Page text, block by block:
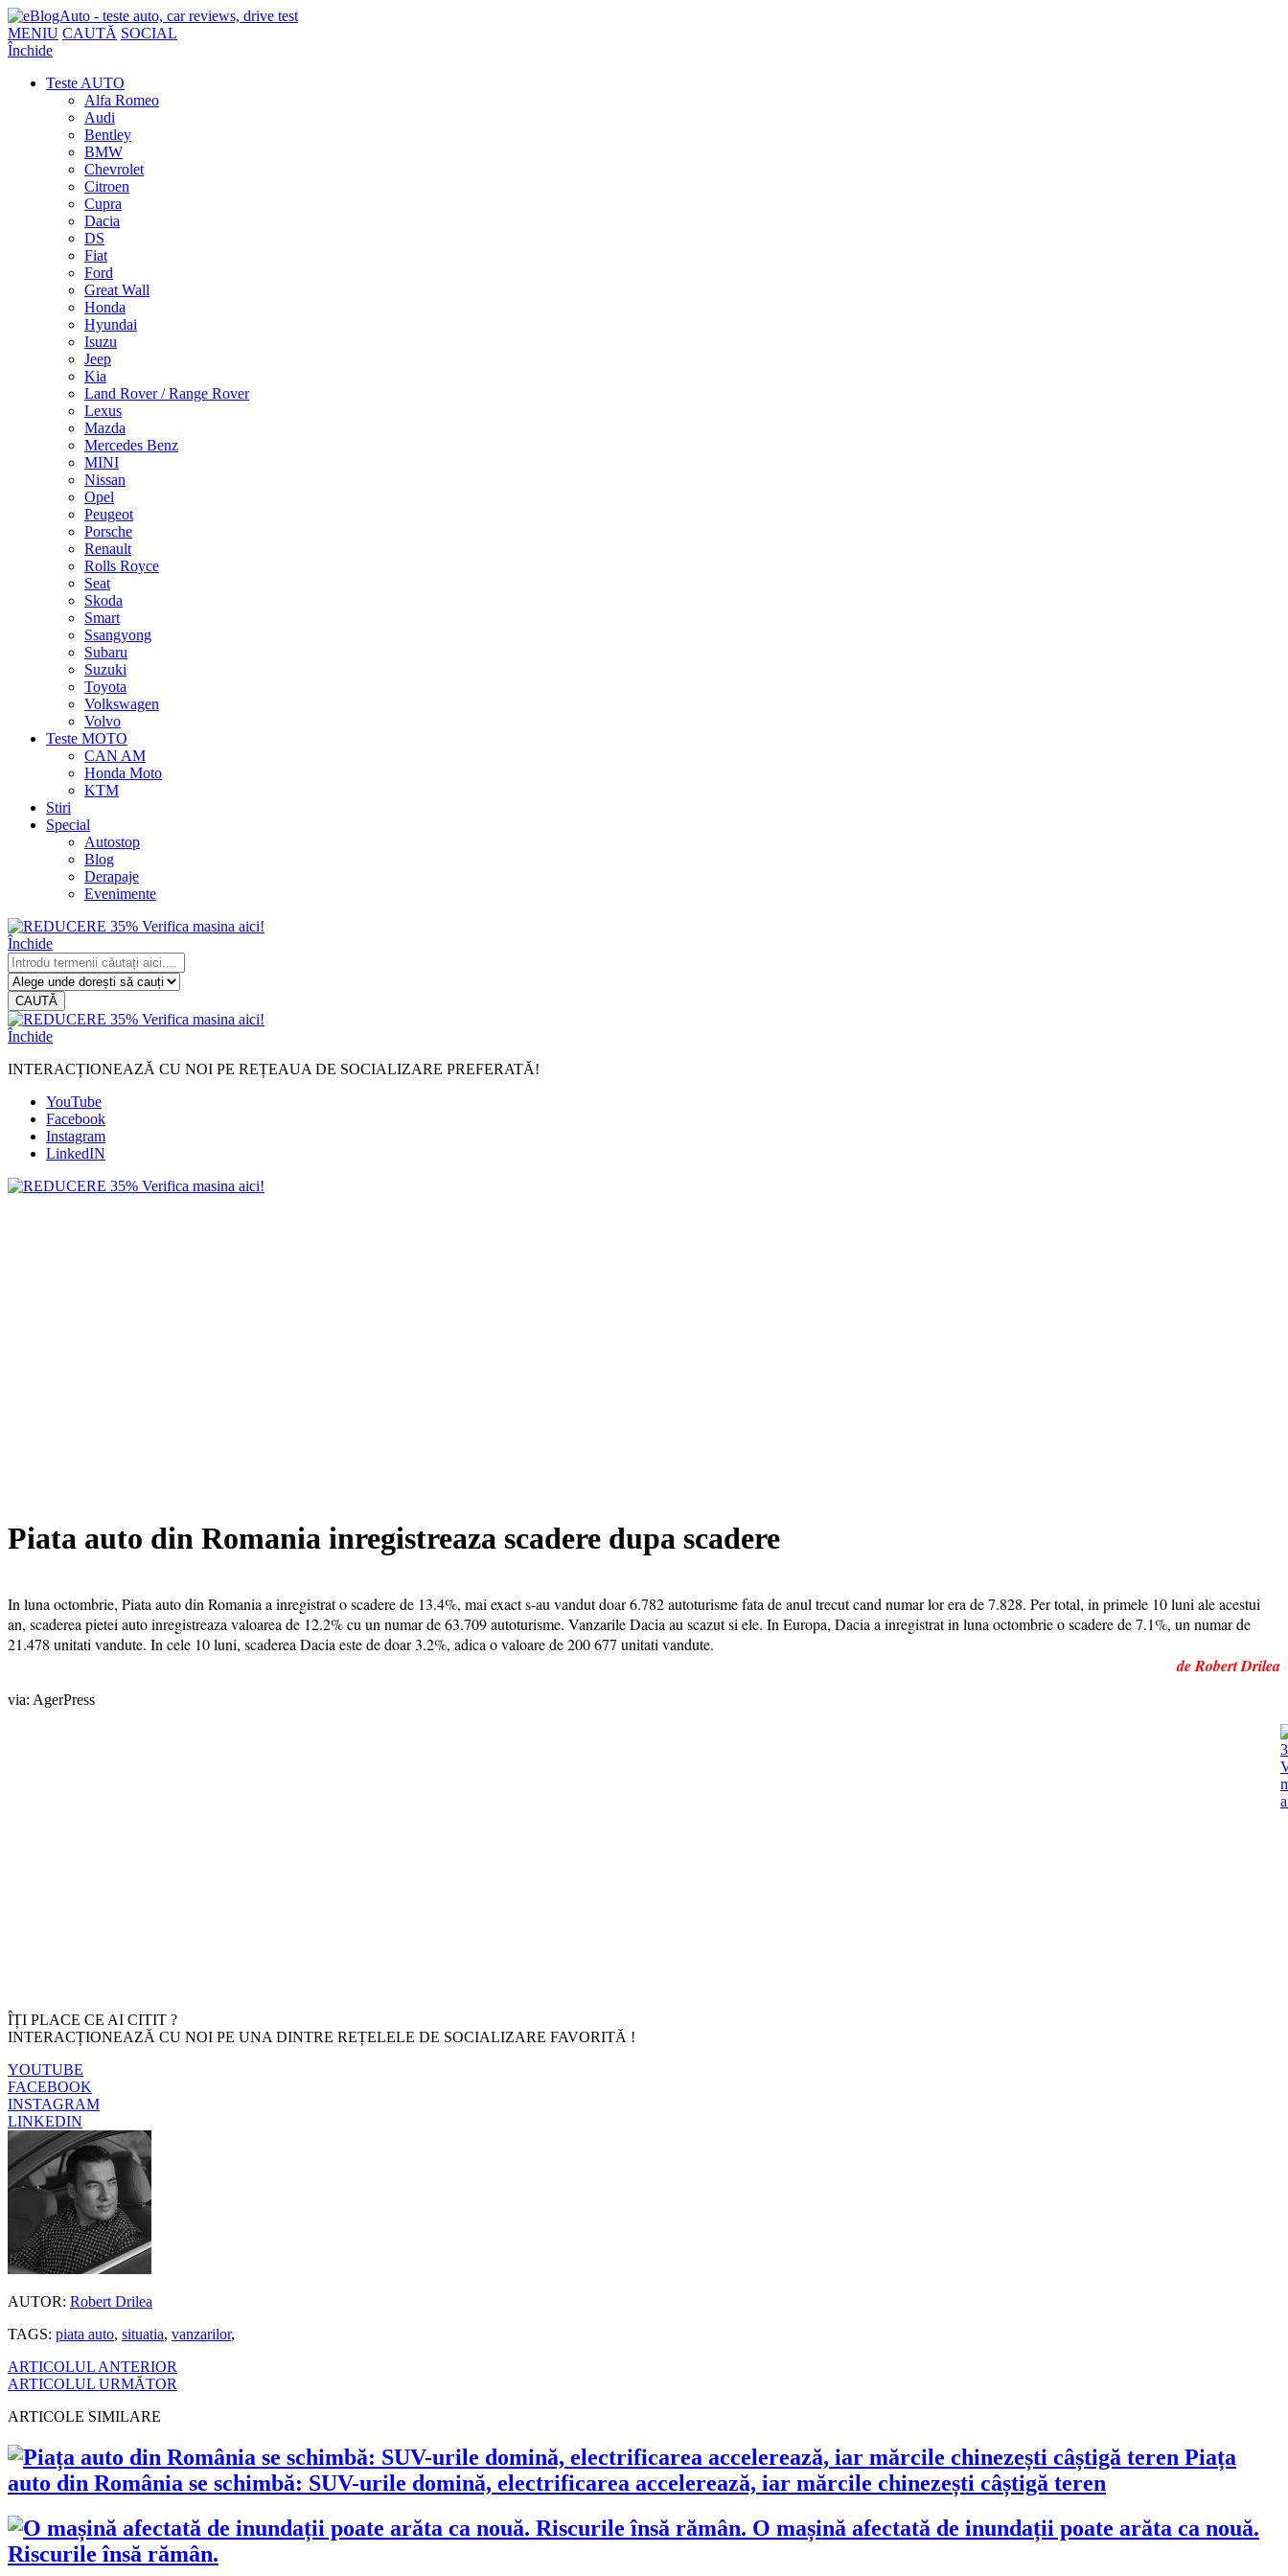
MENIU CAUTĂ SOCIAL
Închide
Teste AUTO
Alfa Romeo
Audi
Bentley
BMW
Chevrolet
Citroen
Cupra
Dacia
DS
Fiat
Ford
Great Wall
Honda
Hyundai
Isuzu
Jeep
Kia
Land Rover / Range Rover
Lexus
Mazda
Mercedes Benz
MINI
Nissan
Opel
Peugeot
Porsche
Renault
Rolls Royce
Seat
Skoda
Smart
Ssangyong
Subaru
Suzuki
Toyota
Volkswagen
Volvo
Teste MOTO
CAN AM
Honda Moto
KTM
Stiri
Special
Autostop
Blog
Derapaje
Evenimente
Închide
CAUTĂ
Închide
INTERACȚIONEAZĂ CU NOI PE REȚEAUA DE SOCIALIZARE PREFERATĂ!
YouTube
Facebook
Instagram
LinkedIN
Piata auto din Romania inregistreaza scadere dupa scadere
In luna octombrie, Piata auto din Romania a inregistrat o scadere de 13.4%, mai exact s-au vandut doar 6.782 autoturisme fata de anul trecut cand numar lor era de 7.828. Per total, in primele 10 luni ale acestui
an, scaderea pietei auto inregistreaza valoarea de 12.2% cu un numar de 63.709 autoturisme. Vanzarile Dacia au scazut si ele. In Europa, Dacia a inregistrat in luna octombrie o scadere de 7.1%, un numar de
21.478 unitati vandute. In cele 10 luni, scaderea Dacia este de doar 3.2%, adica o valoare de 200 677 unitati vandute.
de Robert Drilea
via: AgerPress
ÎȚI PLACE CE AI CITIT ?
INTERACȚIONEAZĂ CU NOI PE UNA DINTRE REȚELELE DE SOCIALIZARE FAVORITĂ !
YOUTUBE
FACEBOOK
INSTAGRAM
LINKEDIN
AUTOR: Robert Drilea
TAGS: piata auto, situatia, vanzarilor,
ARTICOLUL ANTERIOR
ARTICOLUL URMĂTOR
ARTICOLE SIMILARE
Piața
auto din România se schimbă: SUV-urile domină, electrificarea accelerează, iar mărcile chinezești câștigă teren
O mașină afectată de inundații poate arăta ca nouă.
Riscurile însă rămân.